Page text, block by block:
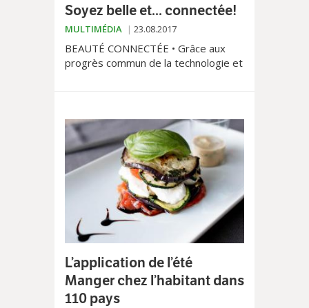
Soyez belle et... connectée!
MULTIMÉDIA 23.08.2017
BEAUTÉ CONNECTÉE • Grâce aux
progrès commun de la technologie et
L’application de l’été
Manger chez l’habitant dans
110 pays